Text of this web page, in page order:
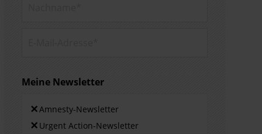
Meine Newsletter
×Amnesty-Newsletter
× Urgent Action-Newsletter